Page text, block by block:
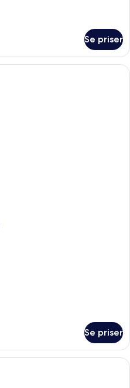
Se priser
Se priser
Et hotelværelse med to senge,